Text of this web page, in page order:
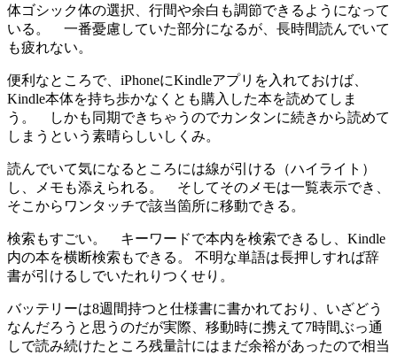
体ゴシック体の選択、行間や余白も調節できるようになって
いる。 一番憂慮していた部分になるが、長時間読んでいて
も疲れない。
便利なところで、iPhoneにKindleアプリを入れておけば、
Kindle本体を持ち歩かなくとも購入した本を読めてしま
う。 しかも同期できちゃうのでカンタンに続きから読めて
しまうという素晴らしいしくみ。
読んでいて気になるところには線が引ける（ハイライト）
し、メモも添えられる。 そしてそのメモは一覧表示でき、
そこからワンタッチで該当箇所に移動できる。
検索もすごい。 キーワードで本内を検索できるし、Kindle
内の本を横断検索もできる。 不明な単語は長押しすれば辞
書が引けるしでいたれりつくせり。
バッテリーは8週間持つと仕様書に書かれており、いざどう
なんだろうと思うのだが実際、移動時に携えて7時間ぶっ通
しで読み続けたところ残量計にはまだ余裕があったので相当